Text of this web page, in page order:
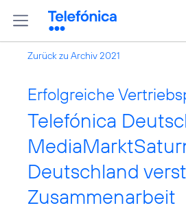
Zurück zu Archiv 2021
Erfolgreiche
Telefónica
Deutschland
Zusammenarbeit